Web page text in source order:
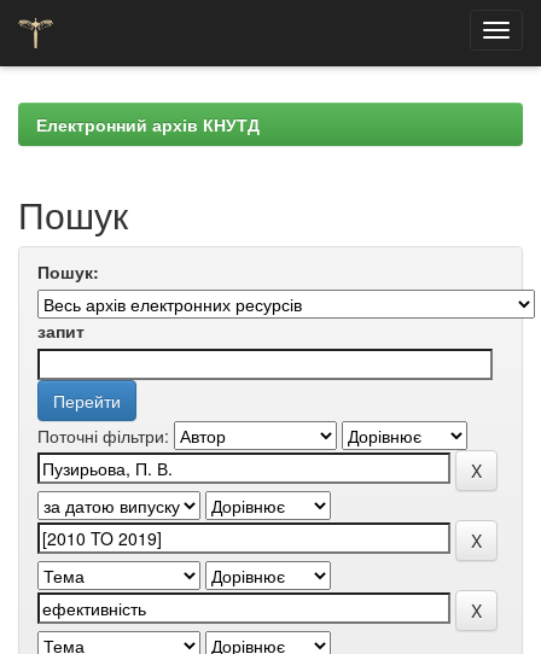
navigationЕлектронний архів КНУТД
Пошук
Пошук:
запит
Поточні фільтри: